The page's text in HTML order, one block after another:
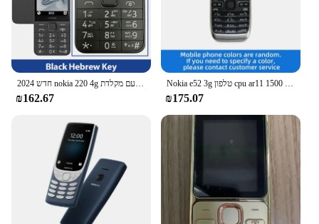
2024 חדש nokia 220 4g תכונה טלפון עם מקלדת hebrew sim כפול 1450mah 2.8 מחפיר "bluetot' fm רדיו סוג-c יציאה
₪162.67
Nokia e52 3g טלפון cpu ar11 קיבולת הסוללה 1500mah מקורי בשימוש טלפון
₪175.07